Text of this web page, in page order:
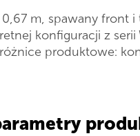
m, spawany front
konfiguracji z serii
produktowe: